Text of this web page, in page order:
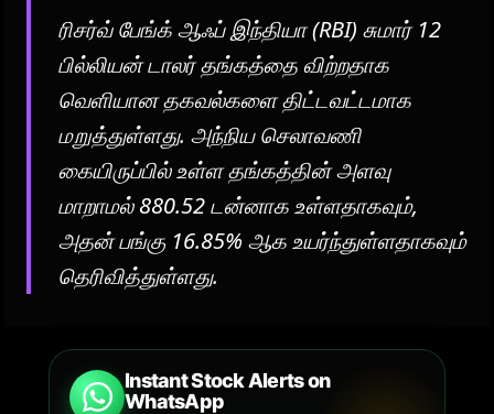
ரிசர்வ் பேங்க் ஆஃப் இந்தியா (RBI) சுமார் 12
பில்லியன் டாலர் தங்கத்தை விற்றதாக
வெளியான தகவல்களை திட்டவட்டமாக
மறுத்துள்ளது. அந்நிய செலாவணி
கையிருப்பில் உள்ள தங்கத்தின் அளவு
மாறாமல் 880.52 டன்னாக உள்ளதாகவும்,
அதன் பங்கு 16.85% ஆக உயர்ந்துள்ளதாகவும்
தெரிவித்துள்ளது.
Instant Stock Alerts on
WhatsApp